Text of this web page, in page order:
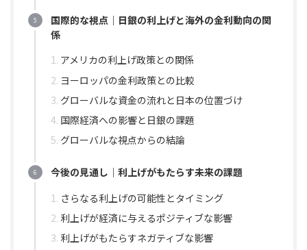
国際的な視点｜日銀の利上げと海外の金利動向の関
係
アメリカの利上げ政策との関係
ヨーロッパの金利政策との比較
グローバルな資金の流れと日本の位置づけ
国際経済への影響と日銀の課題
グローバルな視点からの結論
今後の見通し｜利上げがもたらす未来の課題
さらなる利上げの可能性とタイミング
利上げが経済に与えるポジティブな影響
利上げがもたらすネガティブな影響